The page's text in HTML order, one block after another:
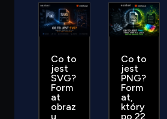
Co to
jest
SVG?
Form
at
obraz
u,
Co to
jest
PNG?
Form
at,
który
po 22